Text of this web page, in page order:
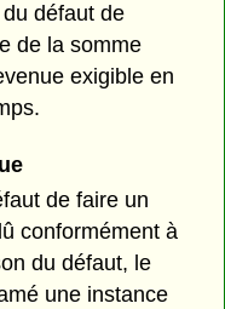
défaut de
de la somme
exigible en
de faire un
conformément à
du défaut, le
une instance